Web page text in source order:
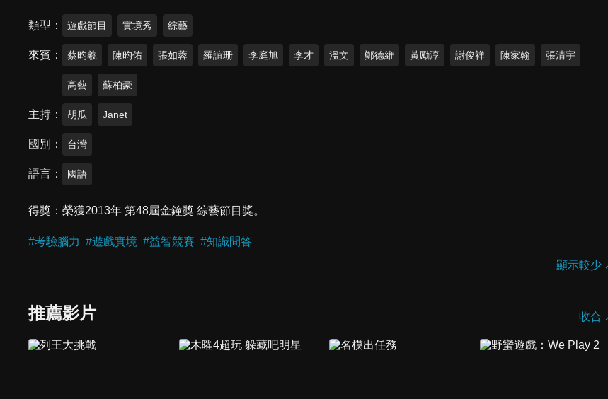
類型 遊戲節目 實境秀 綜藝
來賓 蔡昀羲 陳昀佑 張如蓉 羅誼珊 李庭旭 李才 溫文 鄭德維 黃勵淳 謝俊祥 陳家翰 張清宇
高藝 蘇柏豪
主持 胡瓜 Janet
國別 台灣
語言 國語
得獎 榮獲2013年 第48屆金鐘獎 綜藝節目獎。
#考驗腦力 #遊戲實境 #益智競賽 #知識問答
顯示較少
推薦影片 收合